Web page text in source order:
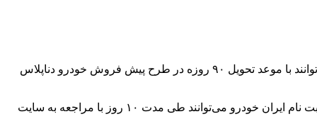
به گزارش همشهری آنلاین به نقل از اقتصادآنلاین، اطلاعیه ثبت نام ایران خودرو در دی ۱۴۰۳ منتشر شده است. بر این اساس متقاضیان می‌توانند با موعد تحویل ۹۰ روزه در طرح پیش فروش خودرو دناپلاس
شرایط انتخاب و واریز وجه برای متقاضیان خودروی دنا پلاس دستی با اولویت زمستان ۱۴۰۳ سامانه یکپارچه، اعلام شده است. متقاضیان ثبت نام ایران خودرو می‌توانند طی مدت ۱۰ روز با مراجعه به سایت